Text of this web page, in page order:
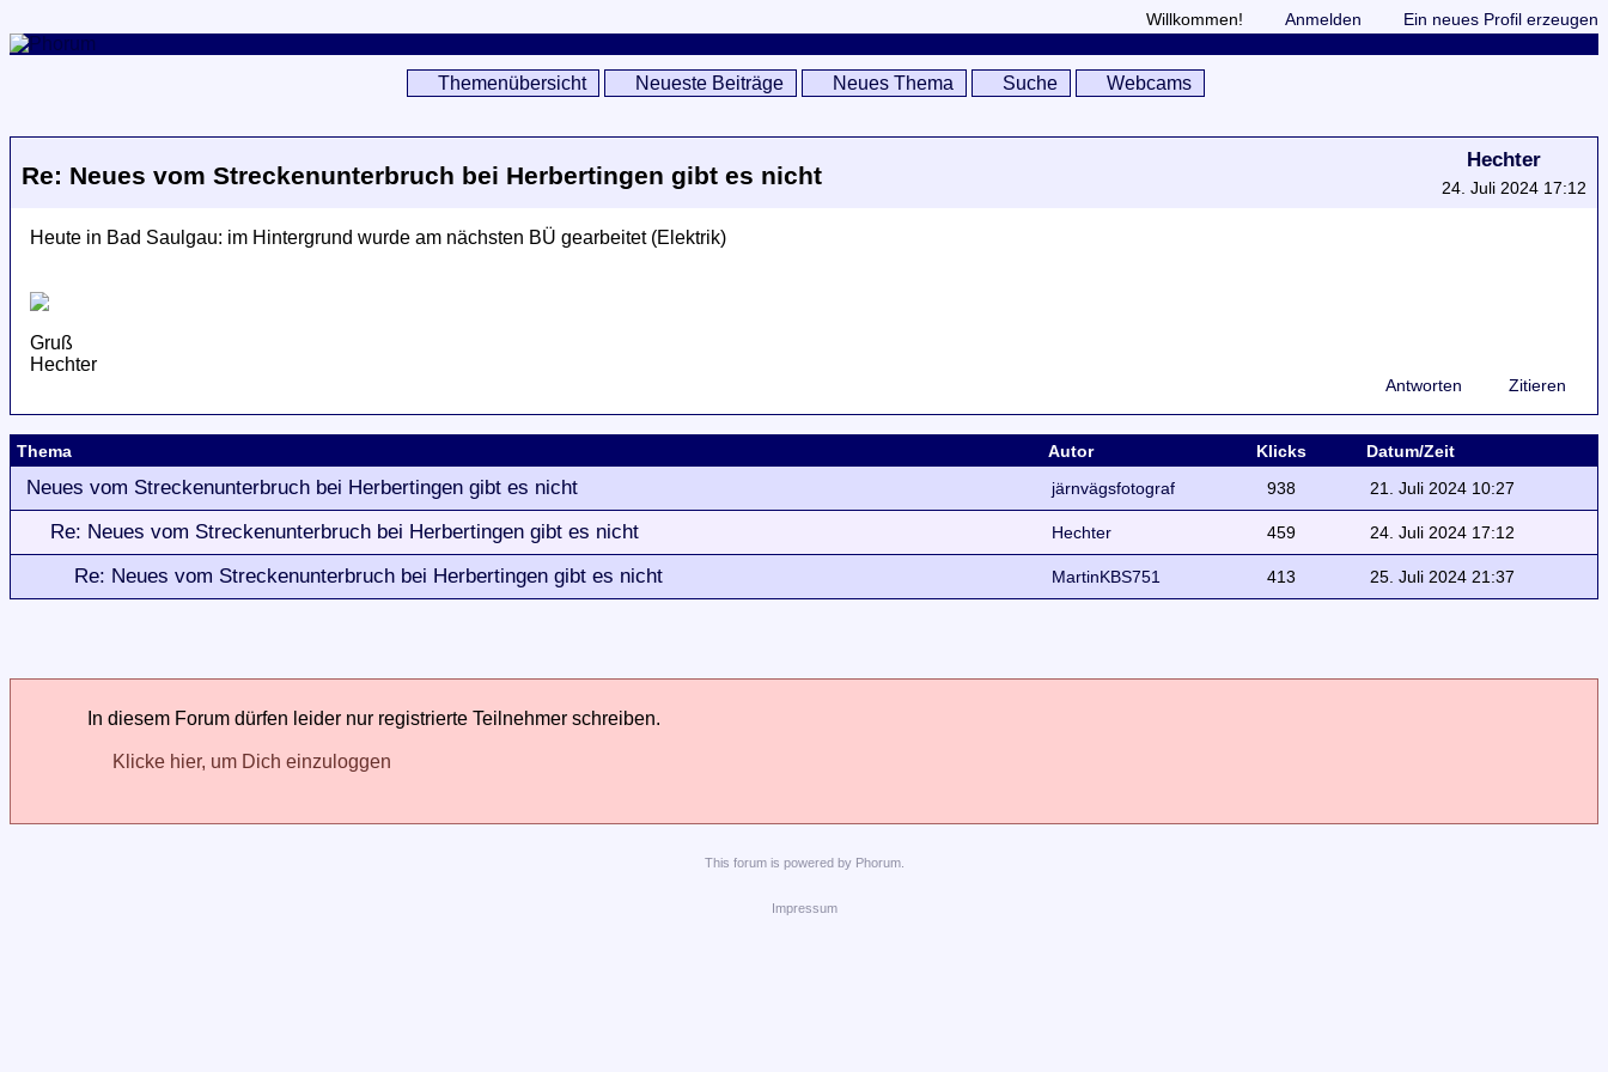
Willkommen! Anmelden Ein neues Profil erzeugen
Themenübersicht Neueste Beiträge Neues Thema Suche Webcams
Re: Neues vom Streckenunterbruch bei Herbertingen gibt es nicht
Hechter
24. Juli 2024 17:12
Heute in Bad Saulgau: im Hintergrund wurde am nächsten BÜ gearbeitet (Elektrik)
Gruß
Hechter
Antworten Zitieren
Thema Autor Klicks Datum/Zeit
Neues vom Streckenunterbruch bei Herbertingen gibt es nicht järnvägsfotograf 938 21. Juli 2024 10:27
Re: Neues vom Streckenunterbruch bei Herbertingen gibt es nicht Hechter 459 24. Juli 2024 17:12
Re: Neues vom Streckenunterbruch bei Herbertingen gibt es nicht MartinKBS751 413 25. Juli 2024 21:37
In diesem Forum dürfen leider nur registrierte Teilnehmer schreiben.
Klicke hier, um Dich einzuloggen
This forumis powered by Phorum.
Impressum